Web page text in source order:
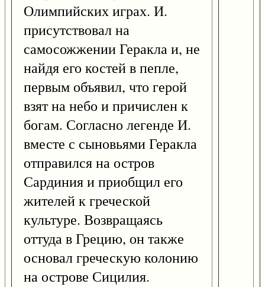
Олимпийских играх. И.
присутствовал на
самосожжении Геракла и, не
найдя его костей в пепле,
первым объявил, что герой
взят на небо и причислен к
богам. Согласно легенде И.
вместе с сыновьями Геракла
отправился на остров
Сардиния и приобщил его
жителей к греческой
культуре. Возвращаясь
оттуда в Грецию, он также
основал греческую колонию
на острове Сицилия.